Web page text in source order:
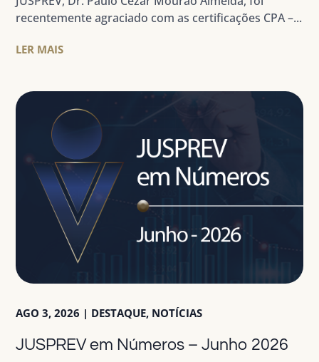
recentemente agraciado com as certificações CPA –...
LER MAIS
JUSPREV em Números – Junho 2026
AGO 3, 2026 | DESTAQUE, NOTÍCIAS